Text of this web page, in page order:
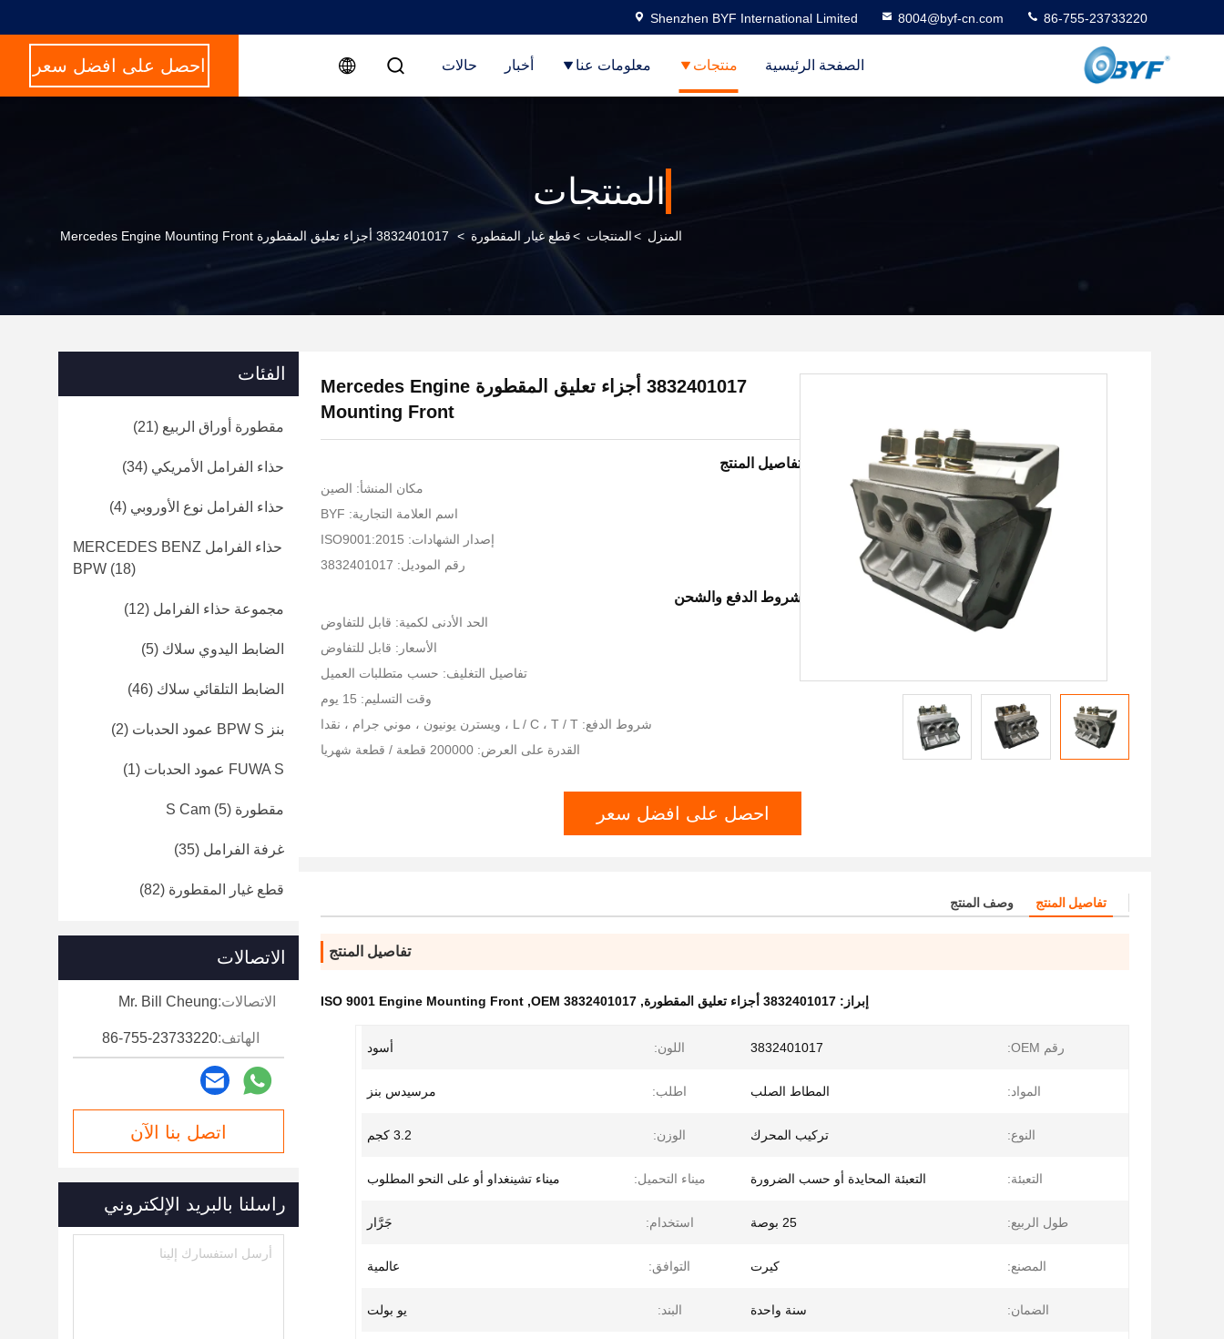
Shenzhen BYF International Limited 8004@byf-cn.com 86-755-23733220
الصفحة الرئيسية منتجات معلومات عنا أخبار حالات احصل على افضل سعر
المنتجات
المنزل >المنتجات >قطع غيار المقطورة > 3832401017 أجزاء تعليق المقطورة Mercedes Engine Mounting Front
3832401017 أجزاء تعليق المقطورة Mercedes Engine
Mounting Front
تفاصيل المنتج
مكان المنشأ: الصين
اسم العلامة التجارية: BYF
إصدار الشهادات: ISO9001:2015
رقم الموديل: 3832401017
شروط الدفع والشحن
الحد الأدنى لكمية: قابل للتفاوض
الأسعار: قابل للتفاوض
تفاصيل التغليف: حسب متطلبات العميل
وقت التسليم: 15 يوم
شروط الدفع: L / C ، T / T ، ويسترن يونيون ، موني جرام ، نقدا
القدرة على العرض: 200000 قطعة / قطعة شهريا
احصل على افضل سعر
تفاصيل المنتج وصف المنتج
تفاصيل المنتج
إبراز: 3832401017 أجزاء تعليق المقطورة ,
OEM 3832401017
,
ISO 9001 Engine Mounting Front
رقم OEM: 3832401017 اللون: أسود
المواد: المطاط الصلب اطلب: مرسيدس بنز
النوع: تركيب المحرك الوزن: 3.2 كجم
التعبئة: التعبئة المحايدة أو حسب الضرورة ميناء التحميل: ميناء تشينغداو أو على النحو المطلوب
طول الربيع: 25 بوصة استخدام: جَرَّار
المصنع: كيرت التوافق: عالمية
الضمان: سنة واحدة البند: يو بولت
الفئات
مقطورة أوراق الربيع (21)
حذاء الفرامل الأمريكي (34)
حذاء الفرامل نوع الأوروبي (4)
حذاء الفرامل MERCEDES BENZ
BPW (18)
مجموعة حذاء الفرامل (12)
الضابط اليدوي سلاك (5)
الضابط التلقائي سلاك (46)
بنز BPW S عمود الحدبات (2)
FUWA S عمود الحدبات (1)
مقطورة S Cam (5)
غرفة الفرامل (35)
قطع غيار المقطورة (82)
الاتصالات
الاتصالات:Mr. Bill Cheung
الهاتف:86-755-23733220
اتصل بنا الآن
راسلنا بالبريد الإلكتروني